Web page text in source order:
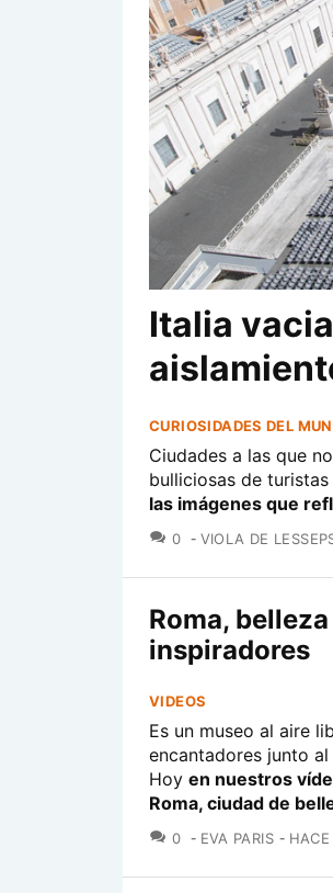
Italia
CURIOSIDADES DEL
Ciudades a las que
bulliciosas de
las imágenes que
0 COMENTARIOS
VIOLA DE
Roma,
inspiradores
VIDEOS
Es un museo al aire
encantadores junto
Hoy en nuestros
Roma, ciudad de
0 COMENTARIOS
EVA PARIS